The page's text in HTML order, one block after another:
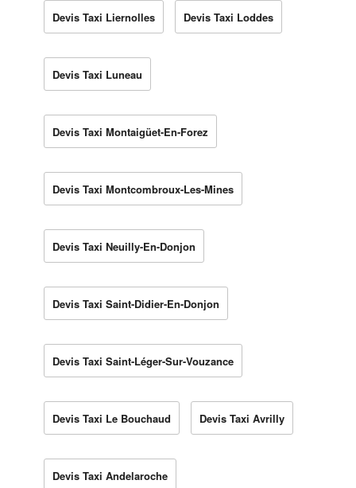
Devis Taxi Liernolles Devis Taxi Loddes
Devis Taxi Luneau
Devis Taxi Montaigüet-En-Forez
Devis Taxi Montcombroux-Les-Mines
Devis Taxi Neuilly-En-Donjon
Devis Taxi Saint-Didier-En-Donjon
Devis Taxi Saint-Léger-Sur-Vouzance
Devis Taxi Le Bouchaud Devis Taxi Avrilly
Devis Taxi Andelaroche